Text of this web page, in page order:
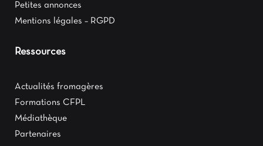
Petites annonces
Mentions légales – RGPD
Ressources
Actualités fromagères
Formations CFPL
Médiathèque
Partenaires